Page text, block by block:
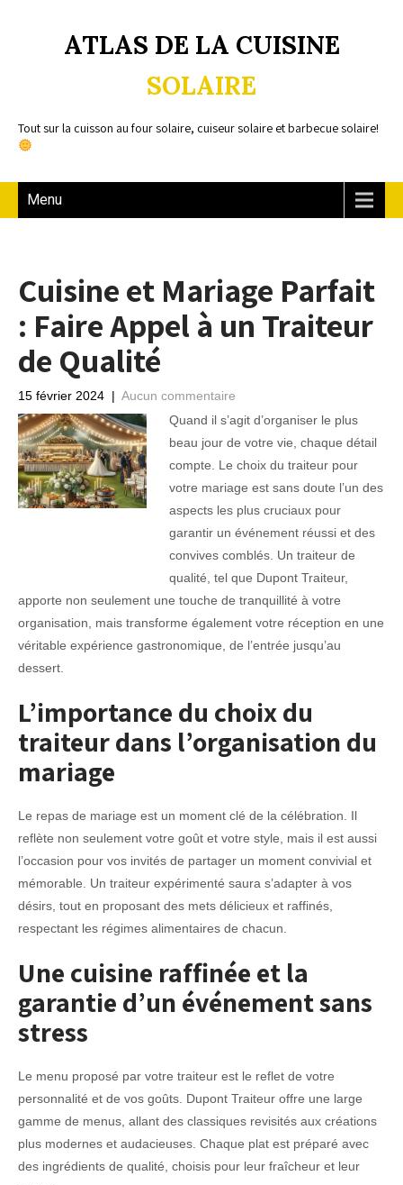
ATLAS DE LA CUISINE
SOLAIRE
Tout sur la cuisson au four solaire, cuiseur solaire et barbecue solaire!
Menu
Cuisine et Mariage Parfait
: Faire Appel à un Traiteur
de Qualité
15 février 2024 | Aucun commentaire
Quand il s’agit d’organiser le plus
beau jour de votre vie, chaque détail
compte. Le choix du traiteur pour
votre mariage est sans doute l’un des
aspects les plus cruciaux pour
garantir un événement réussi et des
convives comblés. Un traiteur de
qualité, tel que Dupont Traiteur,
apporte non seulement une touche de tranquillité à votre
organisation, mais transforme également votre réception en une
véritable expérience gastronomique, de l’entrée jusqu’au
dessert.
L’importance du choix du
traiteur dans l’organisation du
mariage
Le repas de mariage est un moment clé de la célébration. Il
reflète non seulement votre goût et votre style, mais il est aussi
l’occasion pour vos invités de partager un moment convivial et
mémorable. Un traiteur expérimenté saura s’adapter à vos
désirs, tout en proposant des mets délicieux et raffinés,
respectant les régimes alimentaires de chacun.
Une cuisine raffinée et la
garantie d’un événement sans
stress
Le menu proposé par votre traiteur est le reflet de votre
personnalité et de vos goûts. Dupont Traiteur offre une large
gamme de menus, allant des classiques revisités aux créations
plus modernes et audacieuses. Chaque plat est préparé avec
des ingrédients de qualité, choisis pour leur fraîcheur et leur